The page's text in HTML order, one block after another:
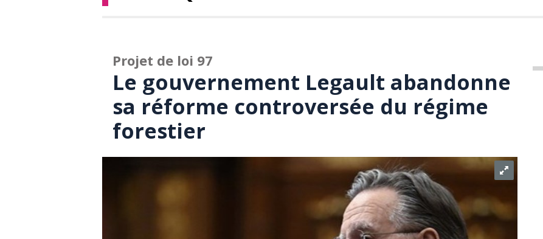
Projet de loi 97
Le gouvernement Legault abandonne
sa réforme controversée du régime
forestier